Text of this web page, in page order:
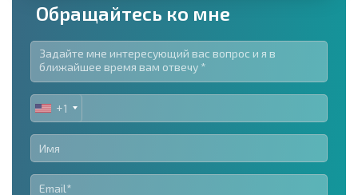
Обращайтесь ко мне
UNITED
STATES
+1
+1